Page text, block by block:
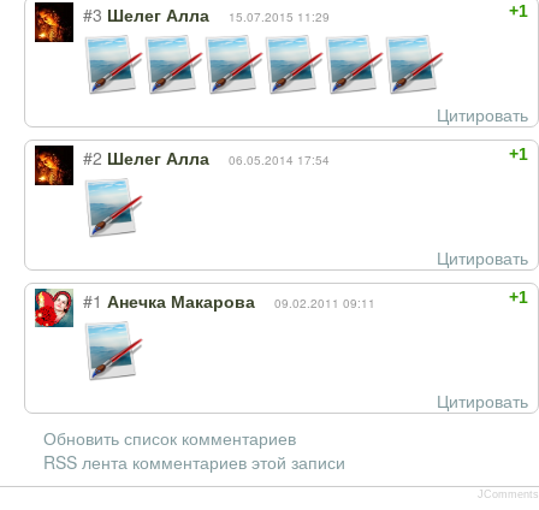
+1
#3 Шелег Алла 15.07.2015 11:29
Цитировать
+1
#2 Шелег Алла 06.05.2014 17:54
Цитировать
+1
#1 Анечка Макарова 09.02.2011 09:11
Цитировать
Обновить список комментариев
RSS лента комментариев этой записи
JComments